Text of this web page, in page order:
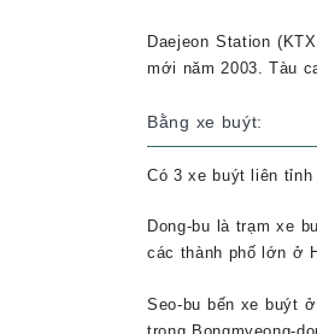
Daejeon Station
mới năm 2003. Tàu
Bằng xe buýt:
Có 3 xe buýt liên
Dong-bu là trạm xe
các thành phố lớn ở
Seo-bu bến xe buýt